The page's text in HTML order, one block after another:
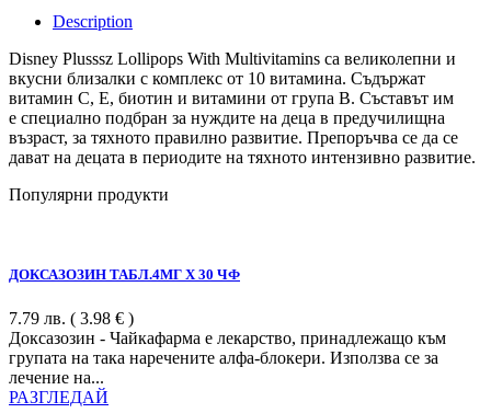
Description
Disney Plusssz Lollipops With Multivitamins са великолепни и
вкусни близалки с комплекс от 10 витамина. Съдържат
витамин С, Е, биотин и витамини от група В. Съставът им
е специално подбран за нуждите на деца в предучилищна
възраст, за тяхното правилно развитие. Препоръчва се да се
дават на децата в периодите на тяхното интензивно развитие.
Популярни продукти
ДОКСАЗОЗИН ТАБЛ.4МГ Х 30 ЧФ
7.79 лв. ( 3.98 € )
Доксазозин - Чайкафарма е лекарство, принадлежащо към
групата на така наречените алфа-блокери. Използва се за
лечение на...
РАЗГЛЕДАЙ